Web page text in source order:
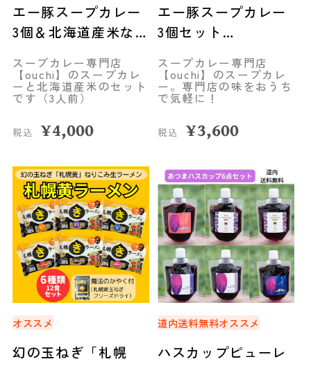
エー豚スープカレー
3個＆北海道産米なな
◆mammaCREATIVE
スープカレー専門店
【ouchi】のスープカレ
ーと北海道産米のセット
です（3人前）
税込 ¥4,000
エー豚スープカレー
3個セット
スープカレー専門店
【ouchi】のスープカレ
ー。専門店の味をおうち
で気軽に！
税込 ¥3,600
オススメ
幻の玉ねぎ「札幌
道内送料無料オススメ
ハスカップピューレ